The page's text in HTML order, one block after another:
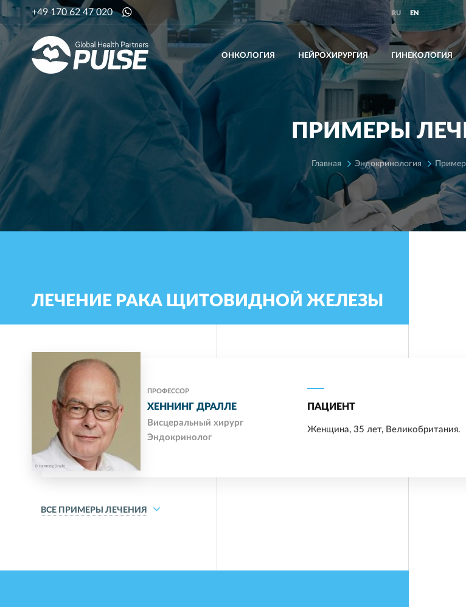
+49 170 62 47 020 RU EN
ОНКОЛОГИЯ НЕЙРОХИРУРГИЯ ГИНЕКОЛОГИЯ
ПРИМЕРЫ
Главная Эндокринология
ЛЕЧЕНИЕ РАКА ЩИТОВИДНОЙ ЖЕЛЕЗЫ
ПРОФЕССОР
ХЕННИНГ ДРАЛЛЕ
Висцеральный хирург
Эндокринолог
ПАЦИЕНТ
Женщина, 35 лет, Великобритания.
ВСЕ ПРИМЕРЫ ЛЕЧЕНИЯ